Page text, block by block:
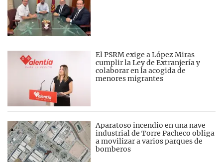
El PSRM exige a López Miras
cumplir la Ley de Extranjería y
colaborar en la acogida de
menores migrantes
Aparatoso incendio en una nave
industrial de Torre Pacheco obliga
a movilizar a varios parques de
bomberos